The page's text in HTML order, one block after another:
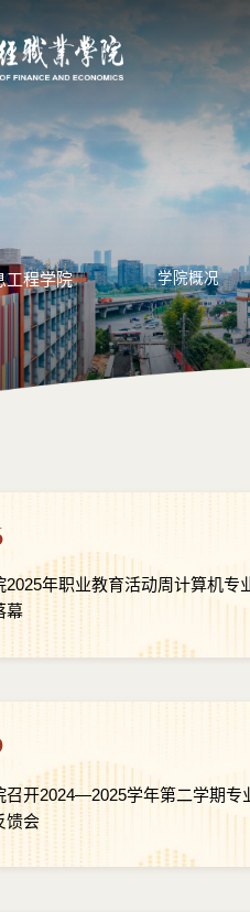
工程学院 学院概况
2025年职业教育活动周计算机专
幕
召开2024—2025学年第二学期专
馈会